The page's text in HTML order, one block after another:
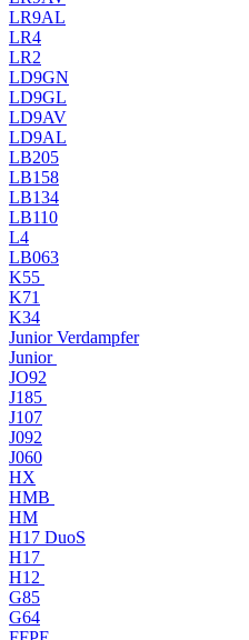
LR9AL
LR4
LR2
LD9GN
LD9GL
LD9AV
LD9AL
LB205
LB158
LB134
LB110
L4
LB063
K55
K71
K34
Junior Verdampfer
Junior
JO92
J185
J107
J092
J060
HX
HMB
HM
H17 DuoS
H17
H12
G85
G64